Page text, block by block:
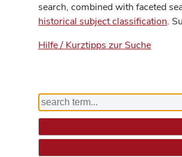
search, combined with faceted
historical subject classification.
Hilfe / Kurztipps zur Suche